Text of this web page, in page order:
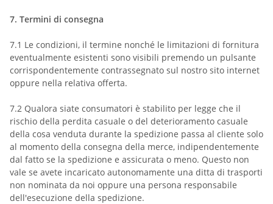
7. Termini di consegna
7.1 Le condizioni, il termine nonché le limitazioni di fornitura
eventualmente esistenti sono visibili premendo un pulsante
corrispondentemente contrassegnato sul nostro sito internet
oppure nella relativa offerta.
7.2 Qualora siate consumatori è stabilito per legge che il
rischio della perdita casuale o del deterioramento casuale
della cosa venduta durante la spedizione passa al cliente solo
al momento della consegna della merce, indipendentemente
dal fatto se la spedizione e assicurata o meno. Questo non
vale se avete incaricato autonomamente una ditta di trasporti
non nominata da noi oppure una persona responsabile
dell'esecuzione della spedizione.